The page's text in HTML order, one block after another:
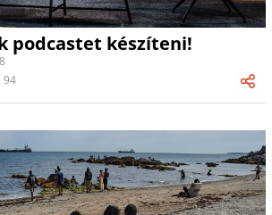
podcastet készíteni!
94